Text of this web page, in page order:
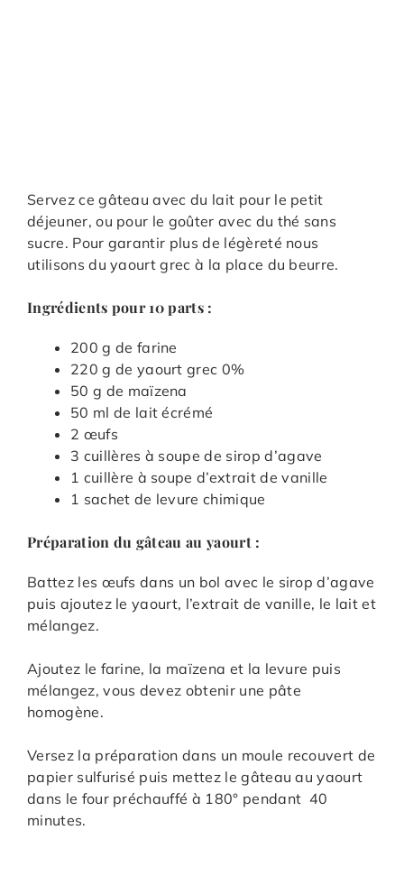
Servez ce gâteau avec du lait pour le petit
déjeuner, ou pour le goûter avec du thé sans
sucre. Pour garantir plus de légèreté nous
utilisons du yaourt grec à la place du beurre.
Ingrédients pour 10 parts :
200 g de farine
220 g de yaourt grec 0%
50 g de maïzena
50 ml de lait écrémé
2 œufs
3 cuillères à soupe de sirop d’agave
1 cuillère à soupe d’extrait de vanille
1 sachet de levure chimique
Préparation du gâteau au yaourt :
Battez les œufs dans un bol avec le sirop d’agave
puis ajoutez le yaourt, l’extrait de vanille, le lait et
mélangez.
Ajoutez le farine, la maïzena et la levure puis
mélangez, vous devez obtenir une pâte
homogène.
Versez la préparation dans un moule recouvert de
papier sulfurisé puis mettez le gâteau au yaourt
dans le four préchauffé à 180° pendant 40
minutes.